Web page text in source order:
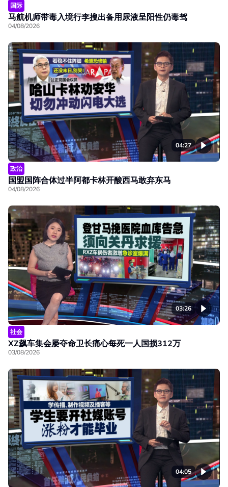
国际
马航机师带毒入境行李搜出备用尿液呈阳性仍毒驾
04/08/2026
04:27
政治
国盟国阵合体过半阿都卡林开酸西马敢弃东马
04/08/2026
03:26
社会
XZ飙车集会屡夺命卫长痛心每死一人国损312万
03/08/2026
04:05